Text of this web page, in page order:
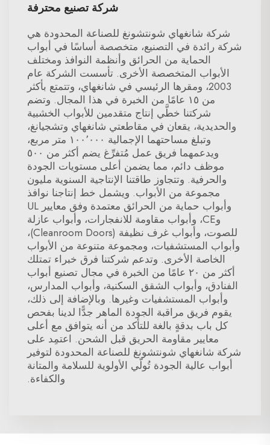
شركة تصنيع محترفة
شركة شانغهاي شونتشونغ للصناعة المحدودة هي
شركة رائدة في التصنيع، متخصصة أساسًا في أبواب
الحماية من الحرائق وأنظمة النوافذ ومختلف
الأبواب المتخصصة الأخرى. تأسست الشركة عام
2003، ومقرها الرئيسي في شانغهاي، وتتمتع بأكثر
من ١٥ عامًا من الخبرة في هذا المجال. وتضم
شركتنا خطَّي إنتاج متقدمين للأبواب الخشبية
والحديدية، يقعان في مقاطعتي شانغهاي وتشجيانغ،
وتبلغ مساحتهما الإجمالية ١٠٠٬٠٠٠ متر مربع،
ويدعمهما فريق عمل مُتفرِّغ يضم أكثر من ٥٠٠
موظف دائم، مما يضمن أعلى مستويات الجودة
والحرفية. وتتجاوز طاقتنا الإنتاجية السنوية مليون
مجموعة من الأبواب. ويشمل خط إنتاجنا نوافذ
وأبواب حماية من الحرائق معتمدة وفق معايير UL
وCE، وأبواب مقاومة للانفجارات، وأبواب عازلة
للصوت، وأبواب غرف نظيفة (Cleanroom Doors)،
وأبواب المستشفيات، ومجموعة متنوعة من الأبواب
الخاصة الأخرى. وتدعم شركتنا فرق خبراء تمتلك
أكثر من ٢٠ عامًا من الخبرة في مجال تصنيع أبواب
الفنادق، وأبواب الشقق السكنية، وأبواب المدارس،
وأبواب المستشفيات وغيرها. وبالإضافة إلى ذلك،
يقوم فريق مراقبة الجودة الماهر جدًّا لدينا بفحص
كل باب بدقةٍ بالغة للتأكد من أنه يتوافق مع أعلى
معايير مقاومة الحريق قبل الشحن. اعتمِد على
شركة شانغهاي شونتشونغ للصناعة المحدودة لتوفير
أبواب عالية الجودة تُولّي الأولوية للسلامة والمتانة
والكفاءة.